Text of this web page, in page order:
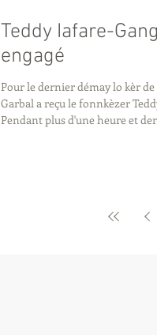
Teddy Iafare-
engagé
Pour le dernier démay lo kèr de
Garbal a reçu le fonnkèzer
Pendant plus d'une heure et